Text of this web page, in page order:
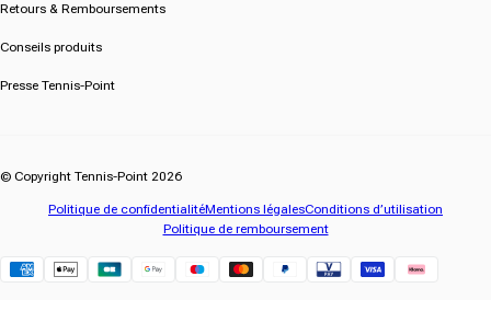
Retours & Remboursements
Conseils produits
Presse Tennis-Point
© Copyright Tennis-Point 2026
Politique de confidentialitéMentions légalesConditions d’utilisation
Politique de remboursement